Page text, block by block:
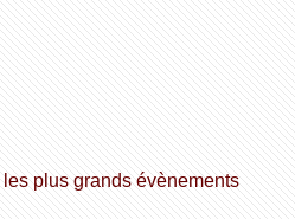
plus grands évènements